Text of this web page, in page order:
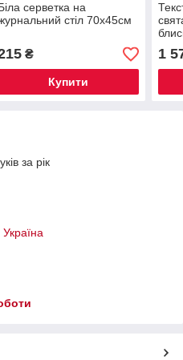
серветка на
стіл 70х45см
₴
Купити
1
за рік